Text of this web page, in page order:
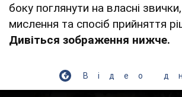
боку поглянути на власні
мислення та спосіб прийняття
Дивіться зображення нижче.
Відео